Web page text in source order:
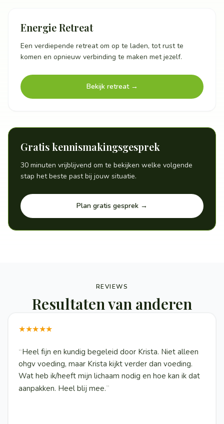
Energie Retreat
Een verdiepende retreat om op te laden, tot rust te
komen en opnieuw verbinding te maken met jezelf.
Bekijk retreat→
Gratis kennismakingsgesprek
30 minuten vrijblijvend om te bekijken welke volgende
stap het beste past bij jouw situatie.
Plan gratis gesprek →
REVIEWS
Resultaten van anderen
★★★★★
“Heel fijn en kundig begeleid door Krista. Niet alleen
ohgv voeding, maar Krista kijkt verder dan voeding.
Wat heb ik/heeft mijn lichaam nodig en hoe kan ik dat
aanpakken. Heel blij mee.”